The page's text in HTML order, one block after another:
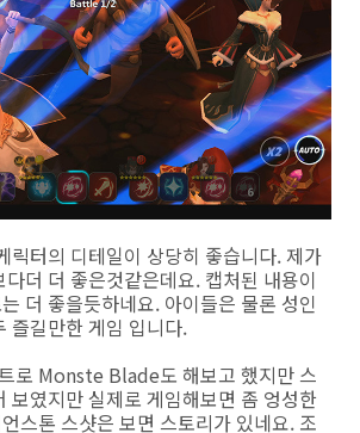
릭터의 디테일이 상당히 좋습니다. 제가
더 더 좋은것같은데요. 캡처된 내용이
더 좋을듯하네요. 아이들은 물론 성인
즐길만한 게임 입니다.
로 Monste Blade도 해보고 했지만 스
보였지만 실제로 게임해보면 좀 엉성한
스톤 스샷은 보면 스토리가 있네요. 조